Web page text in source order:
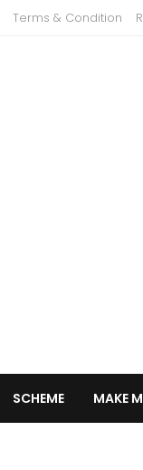
Terms & Condition
SCHEME MAKE